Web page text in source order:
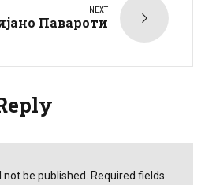
NEXT
Павароти
be published. Required fields